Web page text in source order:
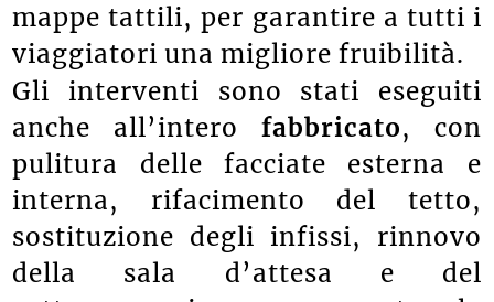
mappe tattili, per garantire a tutti i
viaggiatori una migliore fruibilità.
Gli interventi sono stati eseguiti
anche all’intero fabbricato, con
pulitura delle facciate esterna e
interna, rifacimento del tetto,
sostituzione degli infissi, rinnovo
della sala d’attesa e del